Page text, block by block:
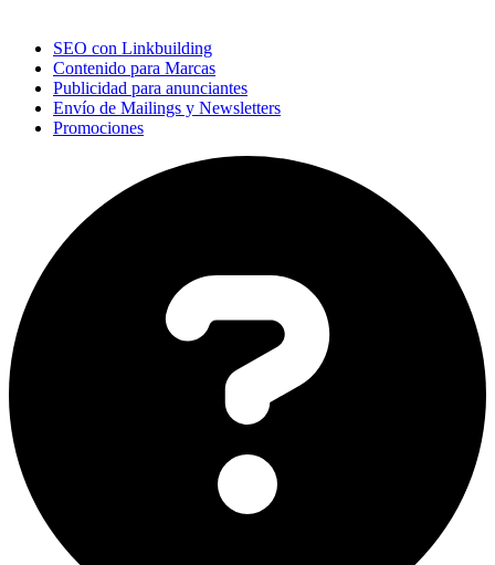
SEO con Linkbuilding
Contenido para Marcas
Publicidad para anunciantes
Envío de Mailings y Newsletters
Promociones